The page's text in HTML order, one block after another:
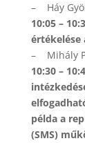
– Háy
10:05 –
értékelése
– Mihály
10:30 –
példa a
(SMS)